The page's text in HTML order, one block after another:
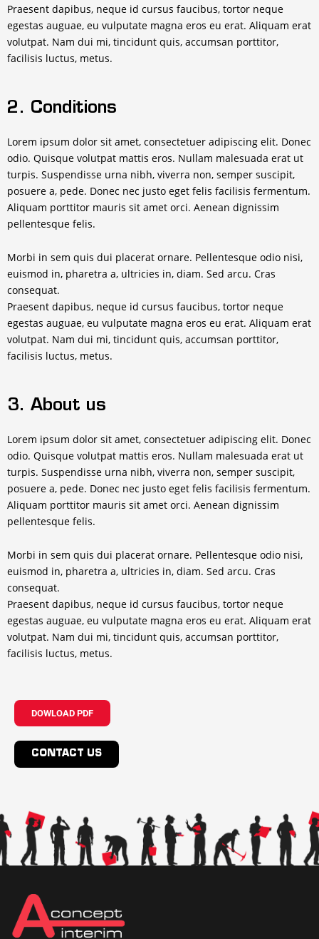
Praesent dapibus, neque id cursus faucibus, tortor neque
egestas auguae, eu vulputate magna eros eu erat. Aliquam erat
volutpat. Nam dui mi, tincidunt quis, accumsan porttitor,
facilisis luctus, metus.
2. Conditions
Lorem ipsum dolor sit amet, consectetuer adipiscing elit. Donec
odio. Quisque volutpat mattis eros. Nullam malesuada erat ut
turpis. Suspendisse urna nibh, viverra non, semper suscipit,
posuere a, pede. Donec nec justo eget felis facilisis fermentum.
Aliquam porttitor mauris sit amet orci. Aenean dignissim
pellentesque felis.
Morbi in sem quis dui placerat ornare. Pellentesque odio nisi,
euismod in, pharetra a, ultricies in, diam. Sed arcu. Cras
consequat.
Praesent dapibus, neque id cursus faucibus, tortor neque
egestas auguae, eu vulputate magna eros eu erat. Aliquam erat
volutpat. Nam dui mi, tincidunt quis, accumsan porttitor,
facilisis luctus, metus.
3. About us
Lorem ipsum dolor sit amet, consectetuer adipiscing elit. Donec
odio. Quisque volutpat mattis eros. Nullam malesuada erat ut
turpis. Suspendisse urna nibh, viverra non, semper suscipit,
posuere a, pede. Donec nec justo eget felis facilisis fermentum.
Aliquam porttitor mauris sit amet orci. Aenean dignissim
pellentesque felis.
Morbi in sem quis dui placerat ornare. Pellentesque odio nisi,
euismod in, pharetra a, ultricies in, diam. Sed arcu. Cras
consequat.
Praesent dapibus, neque id cursus faucibus, tortor neque
egestas auguae, eu vulputate magna eros eu erat. Aliquam erat
volutpat. Nam dui mi, tincidunt quis, accumsan porttitor,
facilisis luctus, metus.
DOWLOAD PDF
CONTACT US